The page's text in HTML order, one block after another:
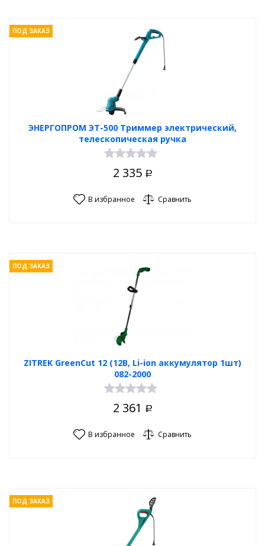
ЭНЕРГОПРОМ ЭТ-500 Триммер электрический,
телескопическая ручка
ПОД ЗАКАЗ
2 335 Р
В избранное Сравнить
ZITREK GreenCut 12 (12В, Li-ion аккумулятор 1шт)
082-2000
ПОД ЗАКАЗ
2 361 Р
В избранное Сравнить
ПОД ЗАКАЗ